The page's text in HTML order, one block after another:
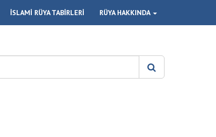
İSLAMİ RÜYA TABİRLERİ RÜYA HAKKINDA